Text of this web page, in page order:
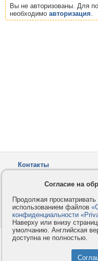
Вы не авторизованы. Для
необходимо авторизация.
Контакты
Как оплатить
© 2008-2026
Согласие на
Продолжая
использованием файлов
конфиденциальности
Наверху или внизу
умолчанию. Английская
доступна не полностью.